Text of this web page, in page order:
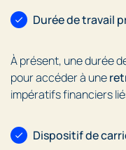
Durée de travail
À présent, une durée
pour accéder à une
impératifs financiers
Dispositif de